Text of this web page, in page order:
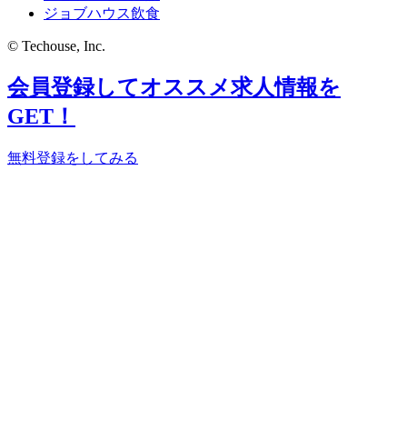
ジョブハウス飲食
© Techouse, Inc.
会員登録してオススメ求人情報を
GET！
無料登録をしてみる